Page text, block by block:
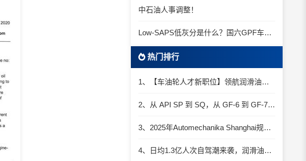
中石油人事调整！
Low-SAPS低灰分是什么？国六GPF车辆为什么必须用低灰油
热门排行
1、【车油轮人才新职位】领航润滑油优质职位招聘
2、从 API SP 到 SQ，从 GF-6 到 GF-7：润滑油技术壁垒再升高，你准备好了吗？
3、2025年Automechanika Shanghai规模再度扩大：首次启用国家会展中心（上海）全部15个展馆
4、日均1.3亿人次自驾潮来袭，润滑油行业解锁增长新密码​